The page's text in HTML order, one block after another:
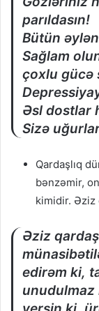
parıldasın!
Bütün
Sağlam
çoxlu gücə
Əsl dostlar
Sizə
Qardaşlıq
bənzəmir,
kimidir. Əziz
Əziz
edirəm ki,
unudulmaz